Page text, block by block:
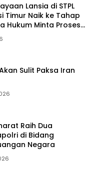
Lansia di STPL
Timur Naik ke Tahap
Hukum Minta Proses
Intervensi
Sulit Paksa Iran
Raih Dua
di Bidang
Negara